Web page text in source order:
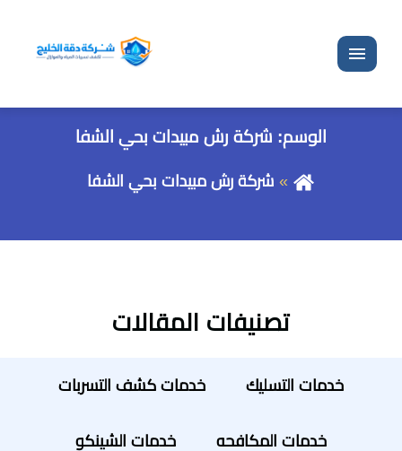
القائمة
الوسم: شركة رش مبيدات بحي الشفا
شركة رش مبيدات بحي الشفا
تصنيفات المقالات
خدمات التسليك خدمات كشف التسربات
خدمات المكافحه خدمات الشينكو